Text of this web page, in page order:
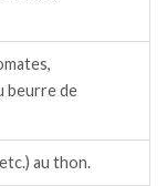
beurre de
au thon.